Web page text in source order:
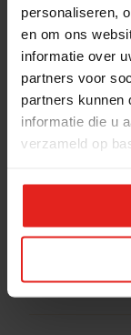
personaliseren,
en om ons
informatie over
partners voor
partners kunnen
informatie die u
verzameld op
Snel naar
Actuele
Lokale teams
Pers en media
Jaarverslag